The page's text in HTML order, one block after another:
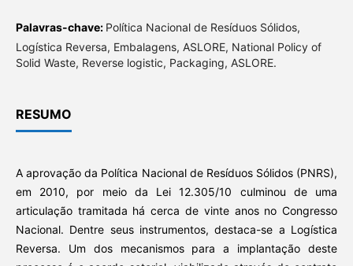
Palavras-chave: Política Nacional de Resíduos Sólidos,
Logística Reversa, Embalagens, ASLORE, National Policy of
Solid Waste, Reverse logistic, Packaging, ASLORE.
RESUMO
A aprovação da Política Nacional de Resíduos Sólidos (PNRS),
em 2010, por meio da Lei 12.305/10 culminou de uma
articulação tramitada há cerca de vinte anos no Congresso
Nacional. Dentre seus instrumentos, destaca-se a Logística
Reversa. Um dos mecanismos para a implantação deste